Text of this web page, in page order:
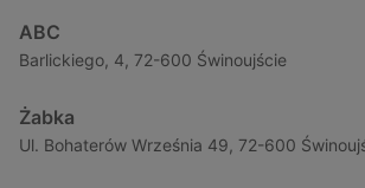
ABC
Barlickiego, 4, 72-600 Świnoujście
Żabka
Ul. Bohaterów Września 49, 72-600